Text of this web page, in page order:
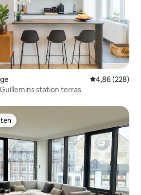
Gemiddelde
4,86 (228)
station terras